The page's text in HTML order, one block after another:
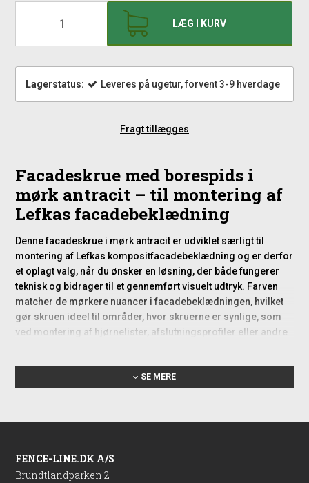
LÆG I KURV
Lagerstatus: Leveres på ugetur, forvent 3-9 hverdage
Fragt tillægges
Facadeskrue med borespids i
mørk antracit – til montering af
Lefkas facadebeklædning
Denne facadeskrue i mørk antracit er udviklet særligt til
montering af Lefkas kompositfacadebeklædning og er derfor
et oplagt valg, når du ønsker en løsning, der både fungerer
teknisk og bidrager til et gennemført visuelt udtryk. Farven
matcher de mørkere nuancer i facadebeklædningen, hvilket
gør skruen ideel til områder, hvor skruerne er synlige, som
ved montering af hjørnelister, afslutningsprofiler eller andre
med, samtidig med at den giver et sikkert og stabilt resultat.
elementer i et facadeprojekt, hvor der stilles krav til både
æstetik og funktionalitet. Den kan anvendes i forbindelse med
SE MERE
FENCE-LINE.DK A/S
Brundtlandparken 2